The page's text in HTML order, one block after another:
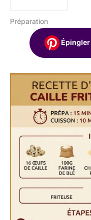
Préparation